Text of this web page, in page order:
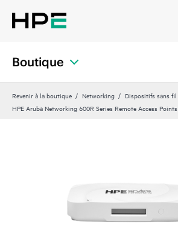
Boutique
Revenir à la boutique Networking Dispositifs sans fil
HPE Aruba Networking 600R Series Remote Access Points